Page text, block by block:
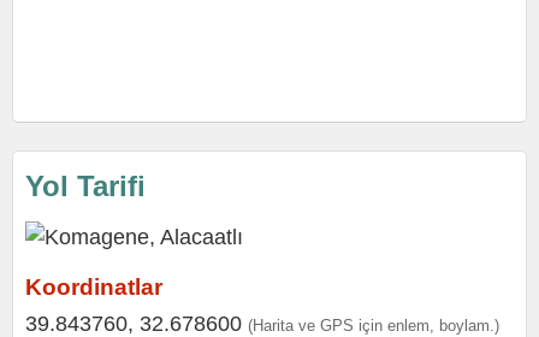
Yol Tarifi
Koordinatlar
39.843760, 32.678600 (Harita ve GPS için enlem, boylam.)